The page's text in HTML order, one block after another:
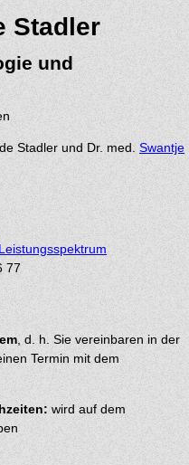
Stadler
und
Stadler und Dr. med. Swantje
Leistungsspektrum
77
, d. h. Sie vereinbaren in der
Termin mit dem
wird auf dem